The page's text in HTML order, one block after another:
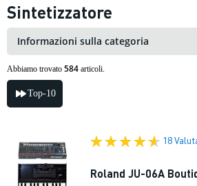
Sintetizzatore
Informazioni sulla categoria
Abbiamo trovato 584 articoli.
Top-10
18
Roland JU-06A